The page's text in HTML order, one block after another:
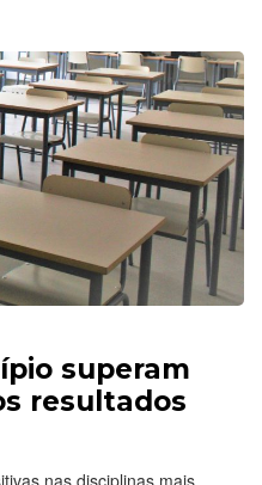
superam
resultados
nas disciplinas mais